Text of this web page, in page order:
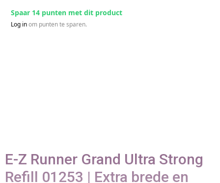
Spaar 14 punten met dit product
Log inom punten te sparen.
E-Z Runner Grand Ultra Strong
Refill 01253 | Extra brede en